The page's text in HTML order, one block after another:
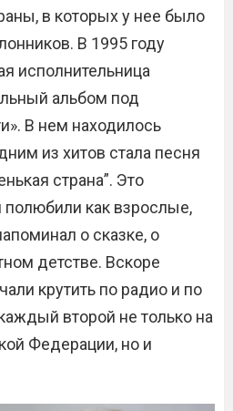
в которых у нее было
В 1995 году
исполнительница
альбом под
В нем находилось
из хитов стала песня
страна”. Это
как взрослые,
о сказке, о
детстве. Вскоре
крутить по радио и по
второй не только на
Федерации, но и